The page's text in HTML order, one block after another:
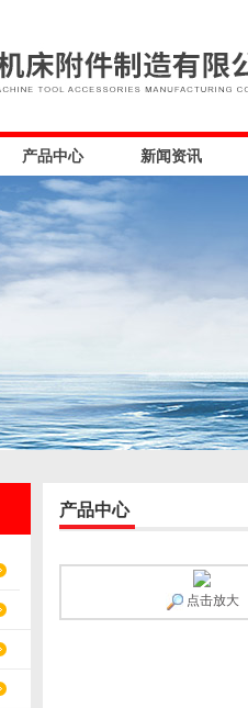
产品中心 新闻资讯
产品中心
点击放大